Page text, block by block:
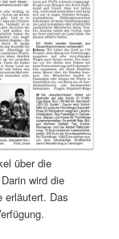
über die
wird die
erläutert. Das